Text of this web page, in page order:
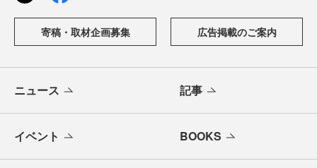
寄稿・取材企画募集 広告掲載のご案内
ニュース 記事
イベント BOOKS